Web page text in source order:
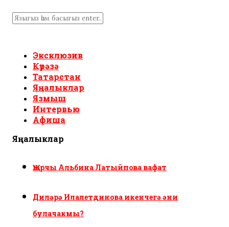
Эксклюзив
Күрәзә
Татарстан
Яңалыклар
Язмыш
Интервью
Афиша
Яңалыклар
Җырчы Альбина Латыйпова вафат
Диләрә Илалетдинова икенчегә әни
булачакмы?